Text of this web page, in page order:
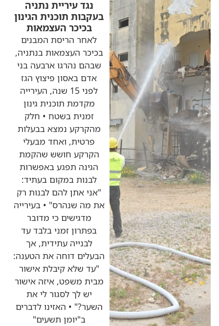
נגד עיריית נתניה
בעקבות תוכנית הגינון
בכיכר העצמאות
לאחר הריסת המבנים
בכיכר העצמאות בנתניה,
שבהם נהרגו ארבעה בני
אדם באסון פיצוץ הגז
לפני 15 שנה, העירייה
מקדמת תוכנית גינון
זמנית בשטח • חלק
מהקרקע נמצא בבעלות
פרטית, ואחד מבעלי
הקרקע חושש שהקמת
הגינה תפגע באפשרות
לבנות במקום בעתיד:
"אני אתן להם לבנות רק
את מה שנהרס" • בעירייה
מדגישים כי מדובר
בפתרון זמני בלבד עד
לבנייה עתידית, אך
הבעלים דוחה את הטענה:
"עד שלא קיבלת אישור
מבית משפט, איזה אישור
יש לך לסגור לי את
השער?" • האזינו לדברים
ב"יומן תשעים"